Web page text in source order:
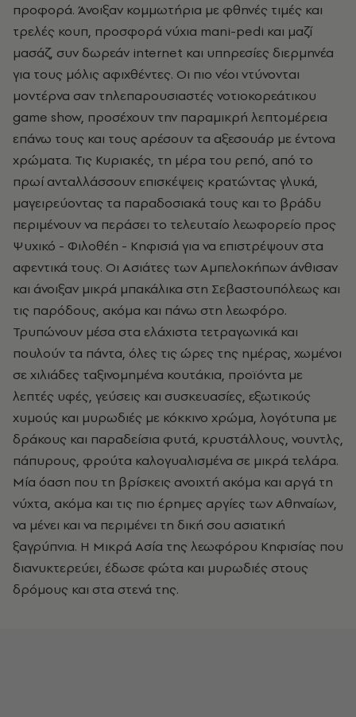
προφορά. Άνοιξαν κομμωτήρια με φθηνές τιμές και
τρελές κουπ, προσφορά νύχια mani-pedi και μαζί
μασάζ, συν δωρεάν internet και υπηρεσίες διερμηνέα
για τους μόλις αφιχθέντες. Οι πιο νέοι ντύνονται
μοντέρνα σαν τηλεπαρουσιαστές νοτιοκορεάτικου
game show, προσέχουν την παραμικρή λεπτομέρεια
επάνω τους και τους αρέσουν τα αξεσουάρ με έντονα
χρώματα. Τις Κυριακές, τη μέρα του ρεπό, από το
πρωί ανταλλάσσουν επισκέψεις κρατώντας γλυκά,
μαγειρεύοντας τα παραδοσιακά τους και το βράδυ
περιμένουν να περάσει το τελευταίο λεωφορείο προς
Ψυχικό - Φιλοθέη - Κηφισιά για να επιστρέψουν στα
αφεντικά τους. Οι Ασιάτες των Αμπελοκήπων άνθισαν
και άνοιξαν μικρά μπακάλικα στη Σεβαστουπόλεως και
τις παρόδους, ακόμα και πάνω στη λεωφόρο.
Τρυπώνουν μέσα στα ελάχιστα τετραγωνικά και
πουλούν τα πάντα, όλες τις ώρες της ημέρας, χωμένοι
σε χιλιάδες ταξινομημένα κουτάκια, προϊόντα με
λεπτές υφές, γεύσεις και συσκευασίες, εξωτικούς
χυμούς και μυρωδιές με κόκκινο χρώμα, λογότυπα με
δράκους και παραδείσια φυτά, κρυστάλλους, νουντλς,
πάπυρους, φρούτα καλογυαλισμένα σε μικρά τελάρα.
Μία όαση που τη βρίσκεις ανοιχτή ακόμα και αργά τη
νύχτα, ακόμα και τις πιο έρημες αργίες των Αθηναίων,
να μένει και να περιμένει τη δική σου ασιατική
ξαγρύπνια. Η Μικρά Ασία της λεωφόρου Κηφισίας που
διανυκτερεύει, έδωσε φώτα και μυρωδιές στους
δρόμους και στα στενά της.